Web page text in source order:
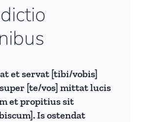
et servat [tibi/vobis]
[te/vos] mittat lucis
et propitius sit
Is ostendat